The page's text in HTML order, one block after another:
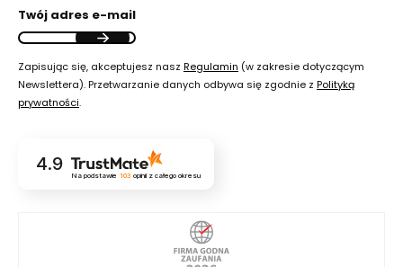
Twój adres e-mail
Zapisując się, akceptujesz nasz Regulamin (w zakresie dotyczącym
Newslettera). Przetwarzanie danych odbywa się zgodnie z Polityką
prywatności.
4.9
Na podstawie 103 opinii z całego okresu